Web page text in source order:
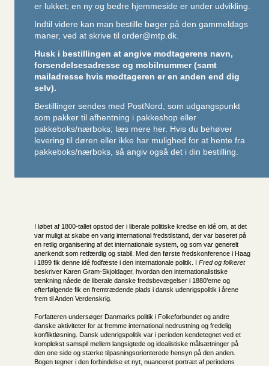
er lukket; en ny og bedre hjemmeside er under udvikling.
Indtil videre kan man bestille bøger på den gammeldags
maner, ved at skrive til order@mtp.dk.
Husk i bestillingen at angive modtagerens navn,
forsendelsesadresse og mobilnummer (samt
mailadresse hvis modtageren er en anden end dig
selv).
Bestillinger sendes med PostNord, som udgangspunkt
som pakker til afhentning i pakkeshop eller
pakkeboks/nærboks; læs mere her. Hvis du behøver
levering til døren eller ikke har mulighed for at hente fra
pakkeboks/nærboks, så angiv også det i din bestilling.
I løbet af 1800-tallet opstod der i liberale politiske kredse en idé om, at det
var muligt at skabe en varig international fredstilstand, der var baseret på
en retlig organisering af det internationale system, og som var generelt
anerkendt som retfærdig og stabil. Med den første fredskonference i Haag
i 1899 fik denne idé fodfæste i den internationale politik. I Fred og folkeret
beskriver Karen Gram-Skjoldager, hvordan den internationalistiske
tænkning nåede de liberale danske fredsbevægelser i 1880’erne og
efterfølgende fik en fremtrædende plads i dansk udenrigspolitik i årene
frem til Anden Verdenskrig.
Forfatteren undersøger Danmarks politik i Folkeforbundet og andre
danske aktiviteter for at fremme international nedrustning og fredelig
konfliktløsning. Dansk udenrigspolitik var i perioden kendetegnet ved et
komplekst samspil mellem langsigtede og idealistiske målsætninger på
den ene side og stærke tilpasningsorienterede hensyn på den anden.
Bogen tegner i den forbindelse et nyt, nuanceret portræt af periodens